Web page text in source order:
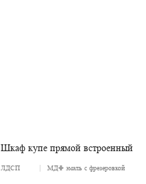
Шкаф купе прямой встроенный
ЛДСП МДФ эмаль с фрезеровкой